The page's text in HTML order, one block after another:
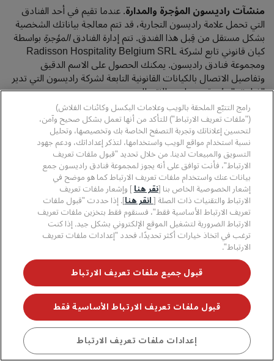
منشآت راديسون المؤجرة والمدارة. عندما تقيم في أحد الفنادق
التي تحمل علامة راديسون التجارية، قد تتم معالجة بياناتك الشخصية
بشكل مستقل من قِبل هذا الفندق. تتم إدارة الفنادقالمؤجرةبواسطة
كيان قانوني تابع لشركة Radisson Hospitality Belgium SRL
ومجموعة فنادق راديسون. يمكنك الحصول على الاسم الدقيق
وتفاصيل الاتصال بالكيانات القانونية التابعة لشركة راديسون التي تدير
الفنادق المؤجرة عن طريق الاتصال
DataProtection@radissonhotels.com. يُرجى ملاحظة أنه على
الرغم من أن الفنادقالمُدارةتُدار من قِبل كيان تابع لشركة راديسون،
إلا أنها ليست مملوكة لشركة راديسون. الفنادق الحاصلة على حقوق
الامتياز تملكها وتديرها كيانات منفصلة عن شركة راديسون.
الملحق 2 - قائمة أنشطة معالجة البيانات
الشخصية
انقر هنا لمشاهدة جميع الأنشطة
الملحق 3 - أحكام الخصوصية الإضافية
المطبقة على معالجة المعلومات الشخصية
للمقيمين في بلدان معينة
رامج التتبّع الملحقة بالويب وعلامات البكسل وكائنات الفلاش)
("ملفات تعريف الارتباط") للتأكد من أنها تعمل بشكل صحيح وآمن،
لتحسين إعلاناتك وتجربة التصفح الخاصة بك وتخصيصها، وتحليل
نسبة استخدام مواقع الويب واستخدامها، لتذكر إعداداتك، ودعم جهود
التسويق والمبيعات لدينا. من خلال تحديد "قبول ملفات تعريف
الارتباط"، فأنت توافق على أنه يجوز لمجموعة فنادق راديسون جمع
بيانات عنك واستخدام ملفات تعريف الارتباط كما هو موضح في
إشعار الخصوصية الخاص بنا [نقر هنا] وإشعار ملفات تعريف
الارتباط والتقنيات ذات الصلة [انقر هنا]. إذا حددت "قبول ملفات
تعريف الارتباط الأساسية فقط"، فسنقوم فقط بتخزين ملفات تعريف
الارتباط الضرورية لتشغيل الموقع الإلكتروني بشكل جيد. إذا كنت
ترغب في اتخاذ خيارات أكثر تحديدًا، فحدد "إعدادات ملفات تعريف
الارتباط".
قبول جميع ملفات تعريف الارتباط
قبول ملفات تعريف الارتباط الأساسية فقط
إعدادات ملفات تعريف الارتباط